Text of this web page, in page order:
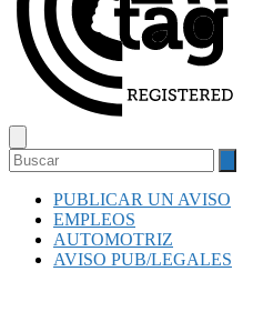
PUBLICAR UN AVISO
EMPLEOS
AUTOMOTRIZ
AVISO PUB/LEGALES